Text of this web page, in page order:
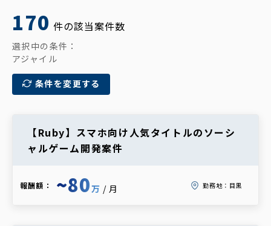
170 件の該当案件数
選択中の条件：
アジャイル
条件を変更する
【Ruby】スマホ向け人気タイトルのソーシ
ャルゲーム開発案件
報酬額： ~80万 /月 勤務地： 目黒